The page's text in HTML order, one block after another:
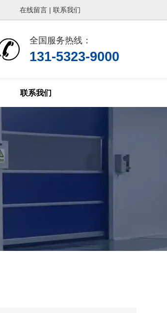
热销产品
联系方式 在线留言
在线留言 | 联系我们
全国服务热线：
131-5323-9000
联系我们